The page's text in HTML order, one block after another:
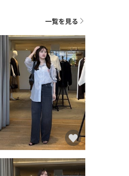
一覧を見る